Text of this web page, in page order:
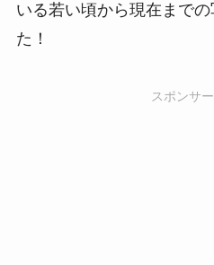
いる若い頃から現在まで
た！
スポンサ